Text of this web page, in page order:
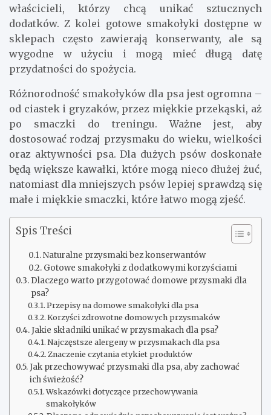
właścicieli, którzy chcą unikać sztucznych
dodatków. Z kolei gotowe smakołyki dostępne w
sklepach często zawierają konserwanty, ale są
wygodne w użyciu i mogą mieć długą datę
przydatności do spożycia.
Różnorodność smakołyków dla psa jest ogromna –
od ciastek i gryzaków, przez miękkie przekąski, aż
po smaczki do treningu. Ważne jest, aby
dostosować rodzaj przysmaku do wieku, wielkości
oraz aktywności psa. Dla dużych psów doskonałe
będą większe kawałki, które mogą nieco dłużej żuć,
natomiast dla mniejszych psów lepiej sprawdzą się
małe i miękkie smaczki, które łatwo mogą zjeść.
Spis Treści
Naturalne przysmaki bez konserwantów
Gotowe smakołyki z dodatkowymi korzyściami
Dlaczego warto przygotować domowe przysmaki dla
psa?
Przepisy na domowe smakołyki dla psa
Korzyści zdrowotne domowych przysmaków
Jakie składniki unikać w przysmakach dla psa?
Najczęstsze alergeny w przysmakach dla psa
Znaczenie czytania etykiet produktów
Jak przechowywać przysmaki dla psa, aby zachować
ich świeżość?
Wskazówki dotyczące przechowywania
smakołyków